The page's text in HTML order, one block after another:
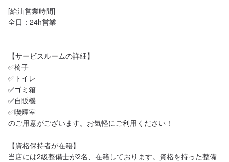
[給油営業時間]
全日：24h営業
【サービスルームの詳細】
✅椅子
✅トイレ
✅ゴミ箱
✅自販機
✅喫煙室
のご用意がございます。お気軽にご利用ください！
【資格保持者が在籍】
当店には2級整備士が2名、在籍しております。資格を持った整備